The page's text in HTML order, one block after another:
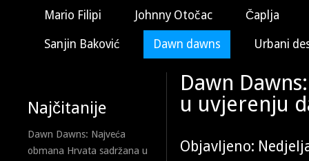
Mario Filipi Johnny Otočac Čaplja
Sanjin Baković Dawn dawns Urbani
Najčitanije
Dawn Dawns: Najveća
obmana Hrvata sadržana u
Dawn
u uvjerenju
Objavljeno: